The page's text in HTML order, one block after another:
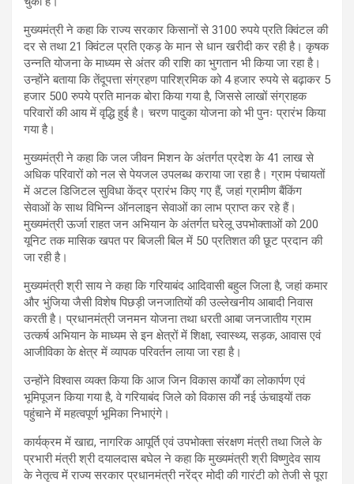
मुख्यमंत्री ने कहा कि राज्य सरकार किसानों से 3100 रुपये प्रति क्विंटल की
दर से तथा 21 क्विंटल प्रति एकड़ के मान से धान खरीदी कर रही है। कृषक
उन्नति योजना के माध्यम से अंतर की राशि का भुगतान भी किया जा रहा है।
उन्होंने बताया कि तेंदूपत्ता संग्रहण पारिश्रमिक को 4 हजार रुपये से बढ़ाकर 5
हजार 500 रुपये प्रति मानक बोरा किया गया है, जिससे लाखों संग्राहक
परिवारों की आय में वृद्धि हुई है। चरण पादुका योजना को भी पुनः प्रारंभ किया
गया है।
मुख्यमंत्री ने कहा कि जल जीवन मिशन के अंतर्गत प्रदेश के 41 लाख से
अधिक परिवारों को नल से पेयजल उपलब्ध कराया जा रहा है। ग्राम पंचायतों
में अटल डिजिटल सुविधा केंद्र प्रारंभ किए गए हैं, जहां ग्रामीण बैंकिंग
सेवाओं के साथ विभिन्न ऑनलाइन सेवाओं का लाभ प्राप्त कर रहे हैं।
मुख्यमंत्री ऊर्जा राहत जन अभियान के अंतर्गत घरेलू उपभोक्ताओं को 200
यूनिट तक मासिक खपत पर बिजली बिल में 50 प्रतिशत की छूट प्रदान की
जा रही है।
मुख्यमंत्री श्री साय ने कहा कि गरियाबंद आदिवासी बहुल जिला है, जहां कमार
और भुंजिया जैसी विशेष पिछड़ी जनजातियों की उल्लेखनीय आबादी निवास
करती है। प्रधानमंत्री जनमन योजना तथा धरती आबा जनजातीय ग्राम
उत्कर्ष अभियान के माध्यम से इन क्षेत्रों में शिक्षा, स्वास्थ्य, सड़क, आवास एवं
आजीविका के क्षेत्र में व्यापक परिवर्तन लाया जा रहा है।
उन्होंने विश्वास व्यक्त किया कि आज जिन विकास कार्यों का लोकार्पण एवं
भूमिपूजन किया गया है, वे गरियाबंद जिले को विकास की नई ऊंचाइयों तक
पहुंचाने में महत्वपूर्ण भूमिका निभाएंगे।
कार्यक्रम में खाद्य, नागरिक आपूर्ति एवं उपभोक्ता संरक्षण मंत्री तथा जिले के
प्रभारी मंत्री श्री दयालदास बघेल ने कहा कि मुख्यमंत्री श्री विष्णुदेव साय
के नेतृत्व में राज्य सरकार प्रधानमंत्री नरेंद्र मोदी की गारंटी को तेजी से पूरा